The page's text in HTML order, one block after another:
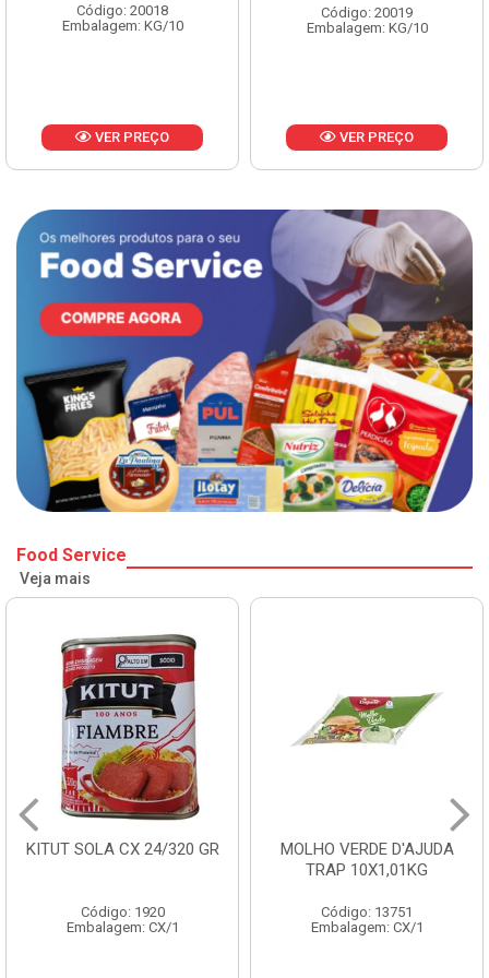
Código: 20019
Embalagem: KG/10
VER PREÇO
Código: 20161
Embalagem: KG/10
VER PREÇO
Food Service
Veja mais
320 GR
MOLHO VERDE D'AJUDA
Embalagem: CX/1
FRUTAS